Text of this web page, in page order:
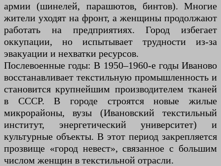
армии (шинелей, парашютов, бинтов). Многие
жители уходят на фронт, а женщины продолжают
работать на предприятиях. Город избегает
оккупации, но испытывает трудности из-за
эвакуации и нехватки ресурсов.
Послевоенные годы: В 1950–1960-е годы Иваново
восстанавливает текстильную промышленность и
становится крупнейшим производителем тканей
в СССР. В городе строятся новые жилые
микрорайоны, вузы (Ивановский текстильный
институт, энергетический университет) и
культурные объекты. В этот период закрепляется
прозвище «город невест», связанное с большим
числом женщин в текстильной отрасли.